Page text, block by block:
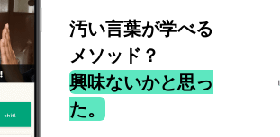
汚い言葉が学べる
メソッド？
興味ないかと思っ
た。